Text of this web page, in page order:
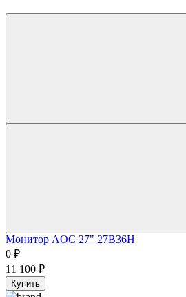
Монитор AOC 27" 27B36H
0 ₽
11 100 ₽
Купить